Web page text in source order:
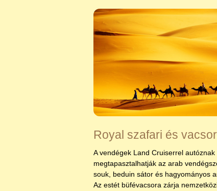
Royal szafari és
A vendégek Land Cruiserrel
megtapasztalhatják az arab
souk, beduin sátor és hagyományos
Az estét büfévacsora zárja